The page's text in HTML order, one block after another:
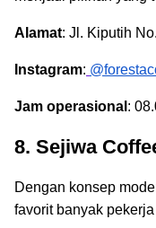
Alamat: Jl. Kiputih
Instagram:
Jam operasional :
8. Sejiwa
Dengan konsep
favorit banyak